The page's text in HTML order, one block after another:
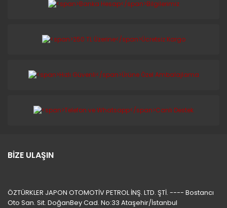
BİZE ULAŞIN
ÖZTÜRKLER JAPON OTOMOTİV PETROL İNŞ. LTD. ŞTİ. ---- Bostancı
Oto San. Sit. DoğanBey Cad. No:33 Ataşehir/İstanbul